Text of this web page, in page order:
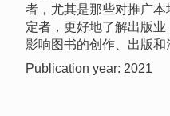
者，尤其是那些对推广本
定者，更好地了解出版
影响图书的创作、出版和
Publication year: 2021